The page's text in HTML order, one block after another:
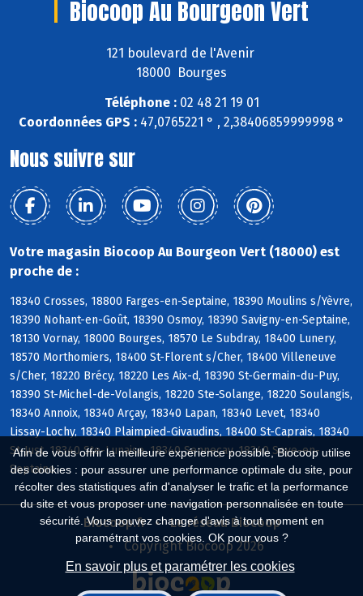
Afin de vous offrir la meilleure expérience possible, Biocoop utilise
des cookies : pour assurer une performance optimale du site, pour
récolter des statistiques afin d'analyser le trafic et la performance
du site et vous proposer une navigation personnalisée en toute
sécurité. Vous pouvez changer d'avis à tout moment en
paramétrant vos cookies. OK pour vous ?
En savoir plus et paramétrer les cookies
Biocoop Au Bourgeon Vert
121 boulevard de l'Avenir
18000 Bourges
Téléphone :02 48 21 19 01
Coordonnées GPS : 47,0765221 ° , 2,38406859999998 °
Nous suivre sur
Votre magasin Biocoop Au Bourgeon Vert (18000) est
proche de :
18340 Crosses, 18800 Farges-en-Septaine, 18390 Moulins s/Yèvre,
18390 Nohant-en-Goût, 18390 Osmoy, 18390 Savigny-en-Septaine,
18130 Vornay, 18000 Bourges, 18570 Le Subdray, 18400 Lunery,
18570 Morthomiers, 18400 St-Florent s/Cher, 18400 Villeneuve
s/Cher, 18220 Brécy, 18220 Les Aix-d, 18390 St-Germain-du-Puy,
18390 St-Michel-de-Volangis, 18220 Ste-Solange, 18220 Soulangis,
18340 Annoix, 18340 Arçay, 18340 Lapan, 18340 Levet, 18340
Lissay-Lochy, 18340 Plaimpied-Givaudins, 18400 St-Caprais, 18340
St-Just, 18340 Ste-Lunaise, 18340 Senneçay, 18340 Soye-en-
Septaine
Biocoop.fr
Le réseau Biocoop
Copyright Biocoop 2026